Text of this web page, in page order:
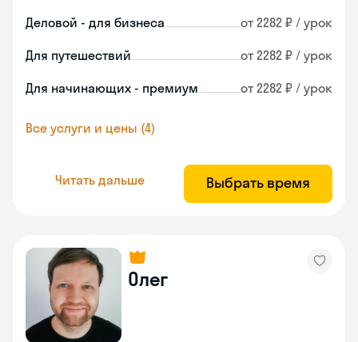
Деловой - для бизнеса от 2282 ₽ / урок
Для путешествий от 2282 ₽ / урок
Для начинающих - премиум от 2282 ₽ / урок
Все услуги и цены (4)
Читать дальше Выбрать время
Олег